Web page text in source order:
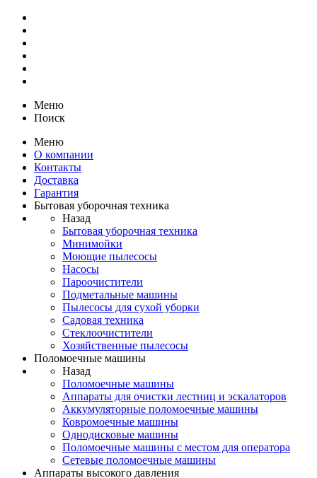
Меню
Поиск
Меню
О компании
Контакты
Доставка
Гарантия
Бытовая уборочная техника
Назад
Бытовая уборочная техника
Минимойки
Моющие пылесосы
Насосы
Пароочистители
Подметальные машины
Пылесосы для сухой уборки
Садовая техника
Стеклоочистители
Хозяйственные пылесосы
Поломоечные машины
Назад
Поломоечные машины
Аппараты для очистки лестниц и эскалаторов
Аккумуляторные поломоечные машины
Ковромоечные машины
Однодисковые машины
Поломоечные машины с местом для оператора
Сетевые поломоечные машины
Аппараты высокого давления